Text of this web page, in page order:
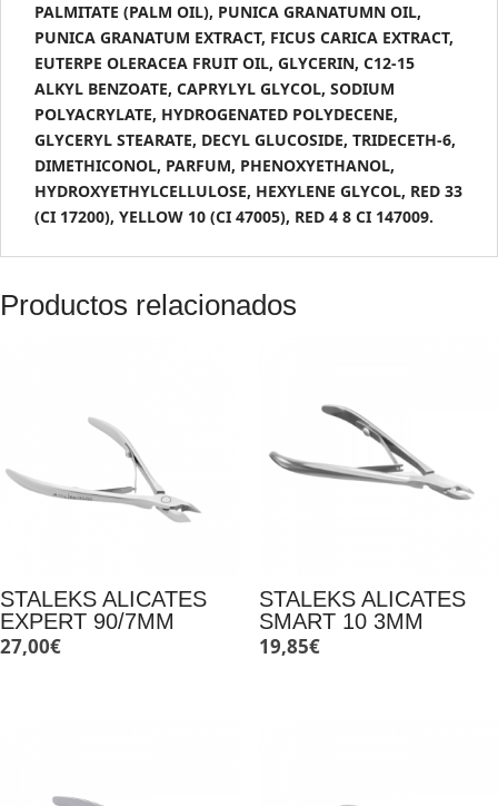
PALMITATE (PALM OIL), PUNICA GRANATUMN OIL,
PUNICA GRANATUM EXTRACT, FICUS CARICA EXTRACT,
EUTERPE OLERACEA FRUIT OIL, GLYCERIN, C12-15
ALKYL BENZOATE, CAPRYLYL GLYCOL, SODIUM
POLYACRYLATE, HYDROGENATED POLYDECENE,
GLYCERYL STEARATE, DECYL GLUCOSIDE, TRIDECETH-6,
DIMETHICONOL, PARFUM, PHENOXYETHANOL,
HYDROXYETHYLCELLULOSE, HEXYLENE GLYCOL, RED 33
(CI 17200), YELLOW 10 (CI 47005), RED 4 8 CI 147009.
Productos relacionados
STALEKS ALICATES
EXPERT 90/7MM
27,00€
STALEKS ALICATES
SMART 10 3MM
19,85€